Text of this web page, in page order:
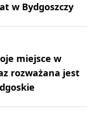
w Bydgoszczy
miejsce w
rozważana jest